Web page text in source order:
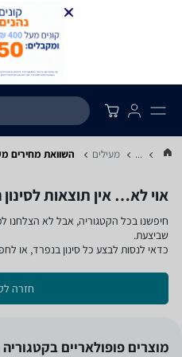
... מעילים השוואת מחירים
אוי לא… אין תוצאות
חיפשנו בכל הקטגוריה, אבל לא הצלחנו
שביצעת.
כדאי לנסות לבצע כל סינון בנפרד, או
חזרה
מוצרים פופולאריים בקטגוריה